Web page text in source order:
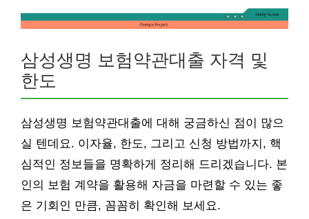
삼성생명 보험약관대출 자격 및
한도
삼성생명 보험약관대출에 대해 궁금하신 점이 많으
실 텐데요. 이자율, 한도, 그리고 신청 방법까지, 핵
심적인 정보들을 명확하게 정리해 드리겠습니다. 본
인의 보험 계약을 활용해 자금을 마련할 수 있는 좋
은 기회인 만큼, 꼼꼼히 확인해 보세요.